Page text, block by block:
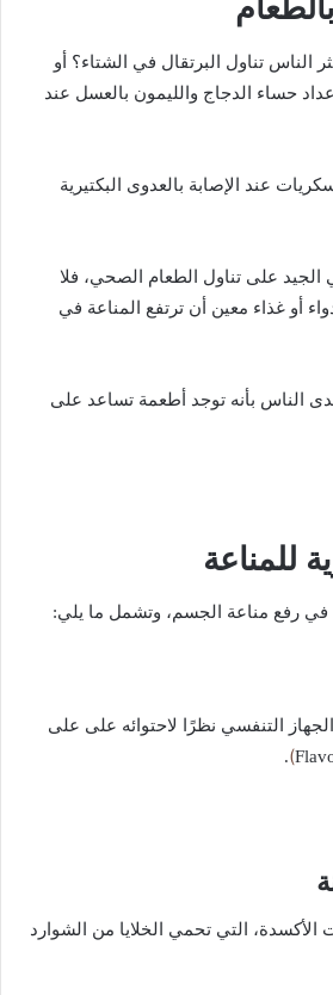
تناول البرتقال في الشتاء؟ أو
حساء الدجاج والليمون بالعسل عند
عند الإصابة بالعدوى البكتيرية
الجيد على تناول الطعام الصحي، فلا
أو غذاء معين أن ترتفع المناعة في
الناس بأنه توجد أطعمة تساعد على
للمناعة
في رفع مناعة الجسم، وتشمل ما يلي:
التنفسي نظرًا لاحتوائه على على
)
.
التي تحمي الخلايا من الشوارد